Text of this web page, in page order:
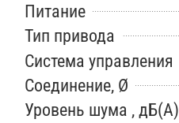
Питание
Тип привода
Система управления
Соединение, Ø
Уровень шума , дБ(А)